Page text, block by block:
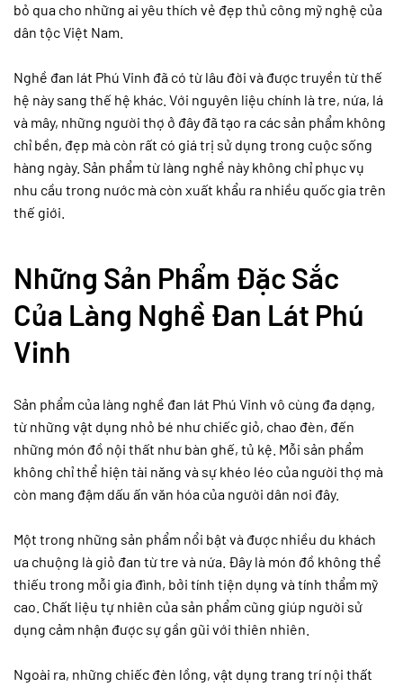
bỏ qua cho những ai yêu thích vẻ đẹp thủ công mỹ nghệ của
dân tộc Việt Nam.
Nghề đan lát Phú Vinh đã có từ lâu đời và được truyền từ thế
hệ này sang thế hệ khác. Với nguyên liệu chính là tre, nứa, lá
và mây, những người thợ ở đây đã tạo ra các sản phẩm không
chỉ bền, đẹp mà còn rất có giá trị sử dụng trong cuộc sống
hàng ngày. Sản phẩm từ làng nghề này không chỉ phục vụ
nhu cầu trong nước mà còn xuất khẩu ra nhiều quốc gia trên
thế giới.
Những Sản Phẩm Đặc Sắc
Của Làng Nghề Đan Lát Phú
Vinh
Sản phẩm của làng nghề đan lát Phú Vinh vô cùng đa dạng,
từ những vật dụng nhỏ bé như chiếc giỏ, chao đèn, đến
những món đồ nội thất như bàn ghế, tủ kệ. Mỗi sản phẩm
không chỉ thể hiện tài năng và sự khéo léo của người thợ mà
còn mang đậm dấu ấn văn hóa của người dân nơi đây.
Một trong những sản phẩm nổi bật và được nhiều du khách
ưa chuộng là giỏ đan từ tre và nứa. Đây là món đồ không thể
thiếu trong mỗi gia đình, bởi tính tiện dụng và tính thẩm mỹ
cao. Chất liệu tự nhiên của sản phẩm cũng giúp người sử
dụng cảm nhận được sự gần gũi với thiên nhiên.
Ngoài ra, những chiếc đèn lồng, vật dụng trang trí nội thất